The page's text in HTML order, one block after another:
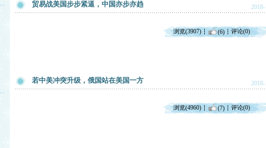
贸易战美国步步紧逼，中国亦步亦趋
浏览(3907) (6) 评论(0)
若中美冲突升级，俄国站在美国一方
浏览(4960) (7) 评论(0)